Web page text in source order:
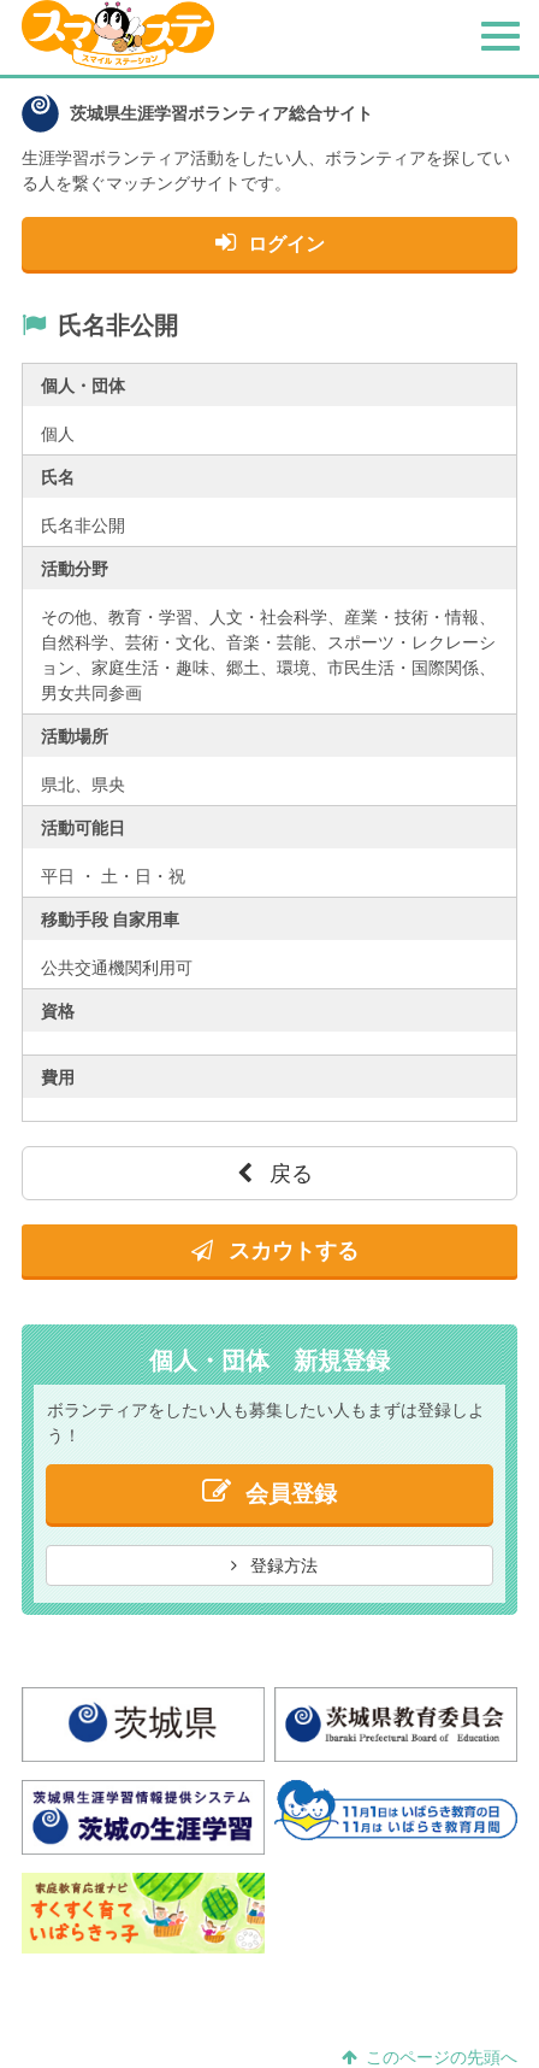
茨城県生涯学習ボランティア総合サイト
生涯学習ボランティア活動をしたい人、 ボランティアを探してい
る人を繋ぐマッチングサイトです。
ログイン
メ
氏名非公開
個人・団体
個人
氏名
氏名非公開
活動分野
その他、教育・学習、人文・社会科学、産業・技術・情報、
自然科学、芸術・文化、音楽・芸能、スポーツ・レクレーシ
ョン、家庭生活・趣味、郷土、環境、市民生活・国際関係、
男女共同参画
活動場所
県北、 県央
活動可能日
平日 ・ 土・日・祝
移動手段 自家用車
公共交通機関利用可
資格
費用
戻る
スカウトする
個人・団体 新規登録
ボランティアをしたい人も募集したい人もまずは登録しよ
う！
会員登録
登録方法
このページの先頭へ